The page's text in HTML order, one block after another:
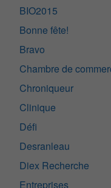
BIO2015
Bonne fête!
Bravo
Chambre de
Chroniqueur
Clinique
Défi
Desranleau
Diex Recherche
Entreprises